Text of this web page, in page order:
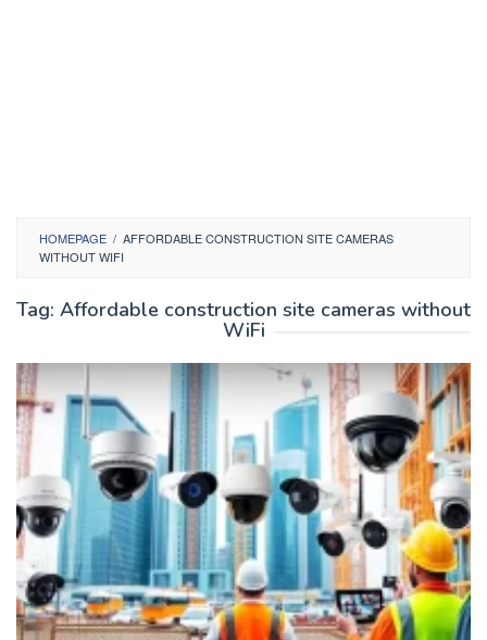
HOMEPAGE / AFFORDABLE CONSTRUCTION SITE CAMERAS
WITHOUT WIFI
Tag: Affordable construction site cameras without
WiFi